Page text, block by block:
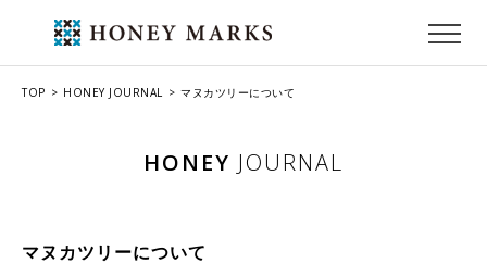
TOP HONEY JOURNAL マヌカツリーについて
HONEY JOURNAL
マヌカツリーについて